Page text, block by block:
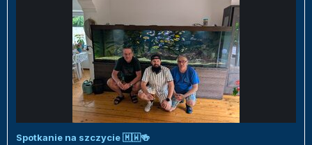
Spotkanie na szczycie 🇲🇼🍻